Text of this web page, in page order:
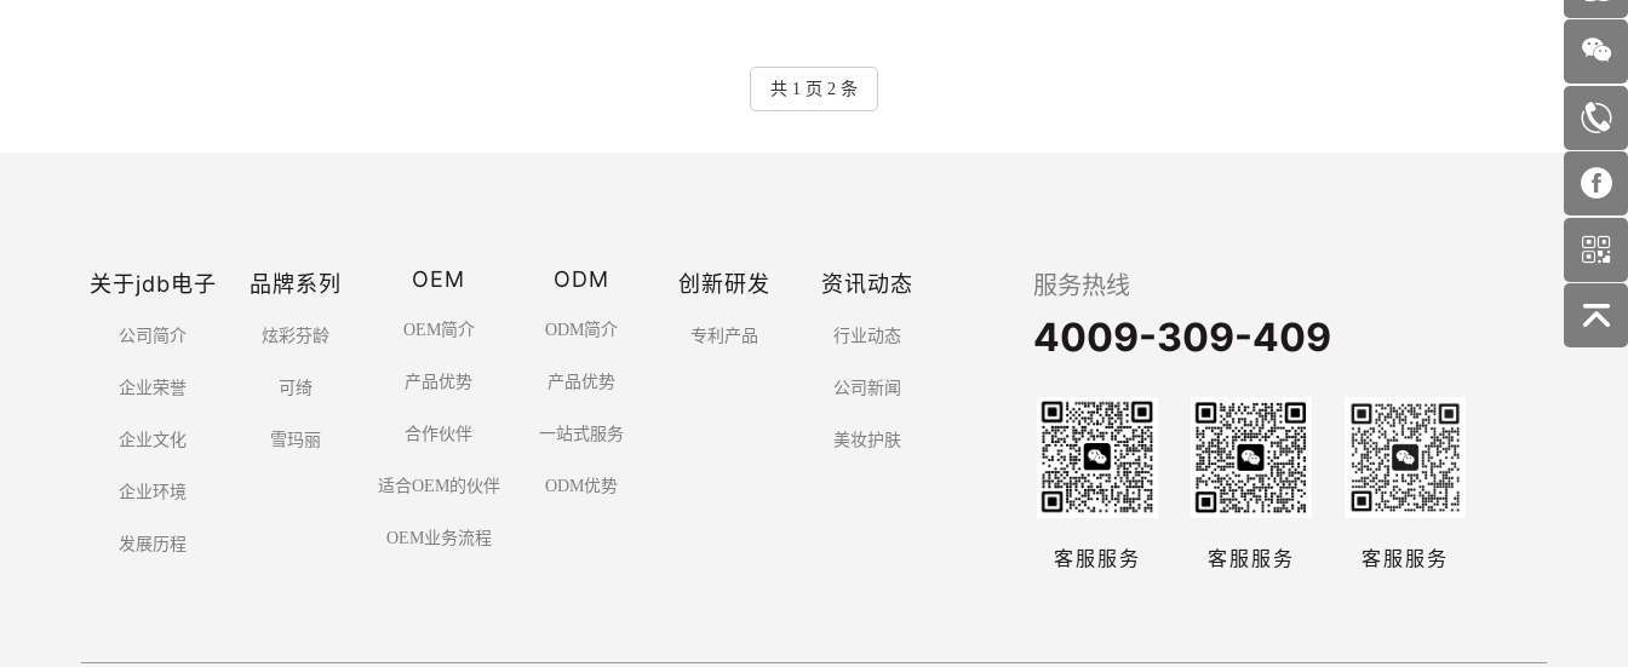
共 1 页 2 条
关于jdb电子
公司简介
企业荣誉
企业文化
企业环境
发展历程
品牌系列
炫彩芬龄
可绮
雪玛丽
OEM
OEM简介
产品优势
合作伙伴
适合OEM的伙伴
OEM业务流程
ODM
ODM简介
产品优势
一站式服务
ODM优势
创新研发
专利产品
资讯动态
行业动态
公司新闻
美妆护肤
服务热线
4009-309-409
客服服务 客服服务 客服服务